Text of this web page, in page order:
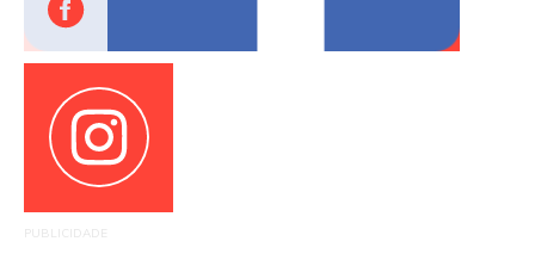
PUBLICIDADE